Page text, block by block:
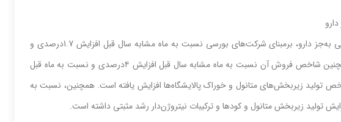
در تیرماه سال ١٤٠٣ شاخص‌‌‌ تولید رشته‌‌‌فعالیت‌‌‌ شیمیایی‌‌‌ به‌‌‌جز دارو، برمبنای شرکت‌های بورسی‌‌‌ نسبت‌‌‌ به‌‌‌ ماه مشابه‌‌‌ سال قبل‌‌‌ افزایش‌‌‌ 1.7درصدی‌‌‌ و
نسبت‌‌‌ به‌‌‌ ماه قبل‌‌‌ افزایش‌‌‌ 4.1درصدی‌‌‌ داشته‌‌‌ است‌‌‌. همچنین‌‌‌ شاخص‌‌‌ فروش آن نسبت‌‌‌ به‌‌‌ ماه مشابه‌‌‌ سال قبل‌‌‌ افزایش‌‌‌ ٤درصدی‌‌‌ و نسبت‌‌‌ به‌‌‌ ماه قبل‌‌‌
شاخص‌‌‌ تولید زیربخش‌‌‌های‌‌‌ متانول و خوراک پالایشگاه‌ها افزایش‌‌‌ یافته‌‌‌ است‌‌‌. همچنین‌‌‌، نسبت‌‌‌ به‌‌‌
تولید زیربخش‌‌‌ متانول و کودها و ترکیبات نیتروژن‌دار رشد مثبتی‌‌‌ داشته‌‌‌ است‌‌‌.